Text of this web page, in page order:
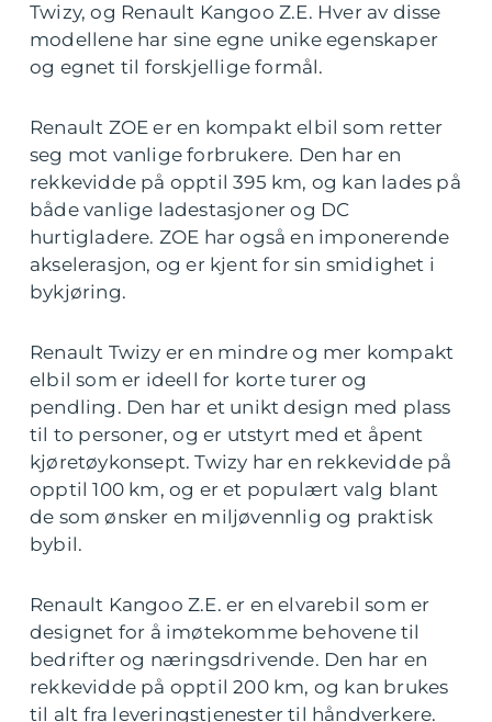
Twizy, og Renault Kangoo Z.E. Hver av disse
modellene har sine egne unike egenskaper
og egnet til forskjellige formål.
Renault ZOE er en kompakt elbil som retter
seg mot vanlige forbrukere. Den har en
rekkevidde på opptil 395 km, og kan lades på
både vanlige ladestasjoner og DC
hurtigladere. ZOE har også en imponerende
akselerasjon, og er kjent for sin smidighet i
bykjøring.
Renault Twizy er en mindre og mer kompakt
elbil som er ideell for korte turer og
pendling. Den har et unikt design med plass
til to personer, og er utstyrt med et åpent
kjøretøykonsept. Twizy har en rekkevidde på
opptil 100 km, og er et populært valg blant
de som ønsker en miljøvennlig og praktisk
bybil.
Renault Kangoo Z.E. er en elvarebil som er
designet for å imøtekomme behovene til
bedrifter og næringsdrivende. Den har en
rekkevidde på opptil 200 km, og kan brukes
til alt fra leveringstjenester til håndverkere.